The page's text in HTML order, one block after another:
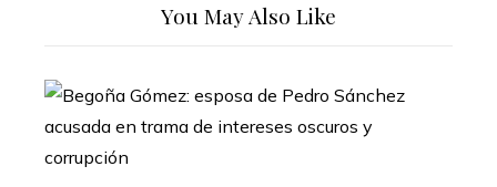
You May Also Like